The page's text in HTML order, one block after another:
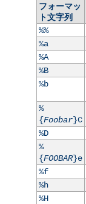
フォーマッ
ト文字列
%%
%a
%A
%B
%b
%
{Foobar}C
%D
%
{FOOBAR}e
%f
%h
%H